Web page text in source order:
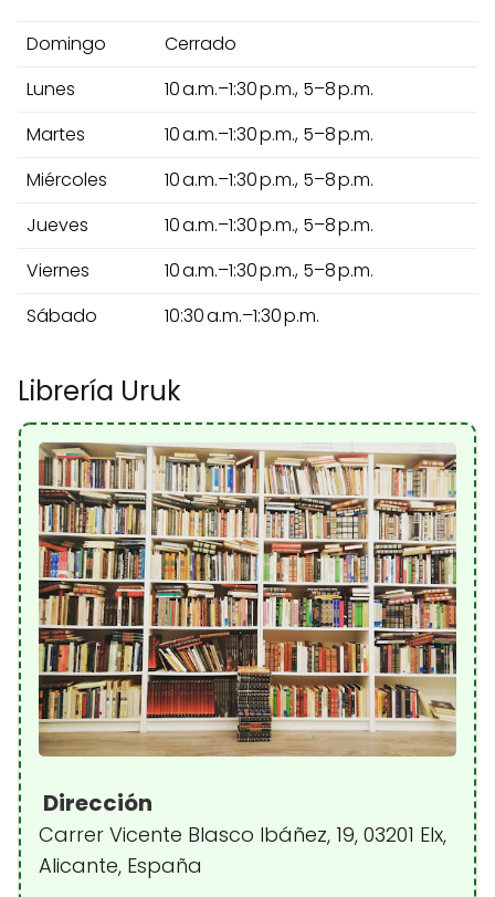
Domingo
Cerrado
Lunes
10 a.m.–1:30 p.m., 5–8 p.m.
Martes
10 a.m.–1:30 p.m., 5–8 p.m.
Miércoles
10 a.m.–1:30 p.m., 5–8 p.m.
Jueves
10 a.m.–1:30 p.m., 5–8 p.m.
Viernes
10 a.m.–1:30 p.m., 5–8 p.m.
Sábado
10:30 a.m.–1:30 p.m.
Librería Uruk
Dirección
Carrer Vicente Blasco Ibáñez, 19, 03201 Elx,
Alicante, España